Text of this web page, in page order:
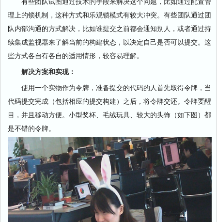
理上的锁机制，这种方式和乐观锁模式有较大冲突。有些团队通过团
队内部沟通的方式解决，比如谁提交之前都会通知别人，或者通过持
续集成监视器来了解当前的构建状态，以决定自己是否可以提交。这
些方式各自有各自的适用情形，较容易理解。
解决方案和实现：
使用一个实物作为令牌，准备提交的代码的人首先取得令牌，当
代码提交完成（包括相应的提交构建）之后，将令牌交还。令牌要醒
目，并且移动方便。小型奖杯、毛绒玩具、较大的头饰（如下图）都
是不错的令牌。